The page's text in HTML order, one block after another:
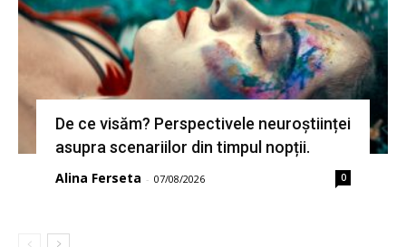
De ce visăm? Perspectivele neuroștiinței
asupra scenariilor din timpul nopții.
Alina Ferseta - 07/08/2026 0